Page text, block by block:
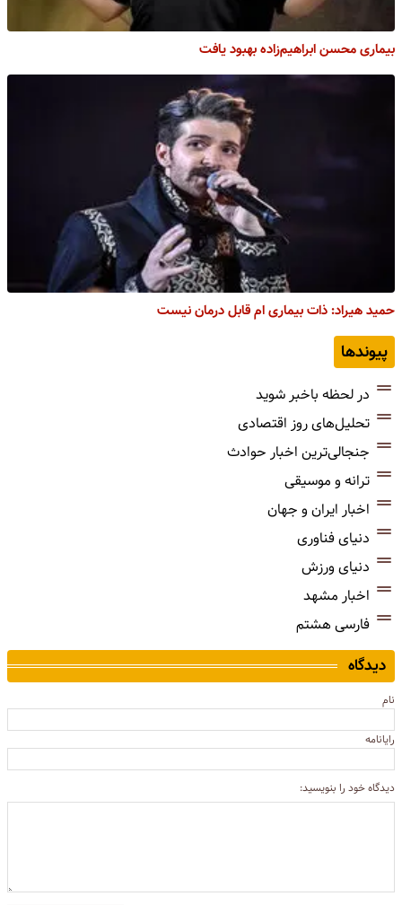
بیماری محسن ابراهیم‌زاده بهبود یافت
حمید هیراد: ذات بیماری ام قابل درمان نیست
پیوندها
در لحظه باخبر شوید
تحلیل‌های روز اقتصادی
جنجالی‌ترین اخبار حوادث
ترانه و موسیقی
اخبار ایران و جهان
دنیای فناوری
دنیای ورزش
اخبار مشهد
فارسی هشتم
دیدگاه
نام
رایانامه
دیدگاه خود را بنویسید: